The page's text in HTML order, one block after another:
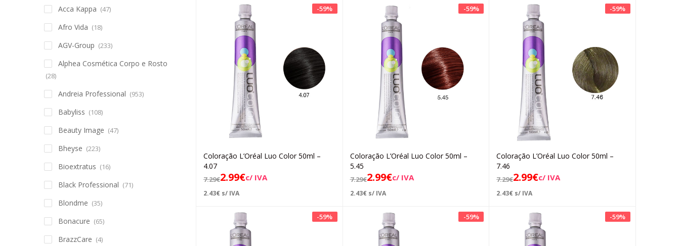
-59%
Adicionar
Coloração L’Oréal Luo Color 50ml –
4.07
7.29€2.99€c/ IVA
2.43€ s/ IVA
-59%
Adicionar
Coloração L’Oréal Luo Color 50ml –
5.45
7.29€2.99€c/ IVA
2.43€ s/ IVA
-59%
Adicionar
Coloração L’Oréal Luo Color 50ml –
7.46
7.29€2.99€c/ IVA
2.43€ s/ IVA
-59% -59% -59%
Acca Kappa (47)
Afro Vida (18)
AGV-Group (233)
Alphea Cosmética Corpo e Rosto
(28)
Andreia Professional (953)
Babyliss (108)
Beauty Image (47)
Bheyse (223)
Bioextratus (16)
Black Professional (71)
Blondme (35)
Bonacure (65)
BrazzCare (4)